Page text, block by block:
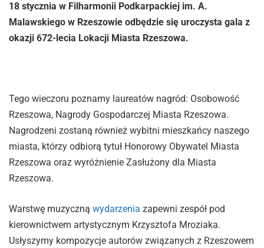
18 stycznia w Filharmonii Podkarpackiej im. A.
Malawskiego w Rzeszowie odbędzie się uroczysta gala z
okazji 672-lecia Lokacji Miasta Rzeszowa.
Tego wieczoru poznamy laureatów nagród: Osobowość
Rzeszowa, Nagrody Gospodarczej Miasta Rzeszowa.
Nagrodzeni zostaną również wybitni mieszkańcy naszego
miasta, którzy odbiorą tytuł Honorowy Obywatel Miasta
Rzeszowa oraz wyróżnienie Zasłużony dla Miasta
Rzeszowa.
Warstwę muzyczną wydarzenia zapewni zespół pod
kierownictwem artystycznym Krzysztofa Mroziaka.
Usłyszymy kompozycje autorów związanych z Rzeszowem